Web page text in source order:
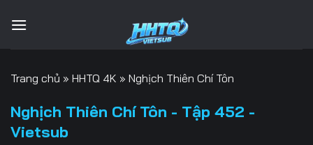
qua
Trang chủ » HHTQ 4K » Nghịch Thiên Chí Tôn
Nghịch Thiên Chí Tôn - Tập 452 -
Vietsub